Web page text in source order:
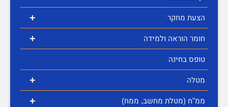
+ הצעת מחקר
+ חומר הוראה ולמידה
טופס בחינה
+ מטלה
+ ממ"ח (מטלת מחשב, ממח)